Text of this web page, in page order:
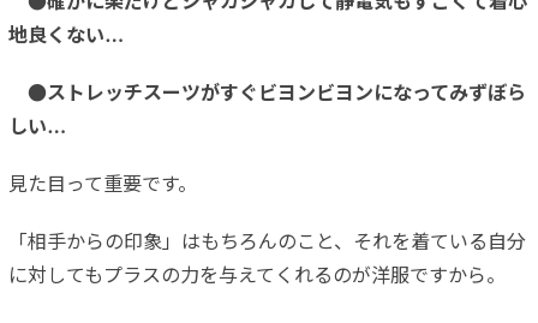
地良くない…
●ストレッチスーツがすぐビヨンビヨンになってみずぼら
しい…
見た目って重要です。
「相手からの印象」はもちろんのこと、それを着ている自分
に対してもプラスの力を与えてくれるのが洋服ですから。